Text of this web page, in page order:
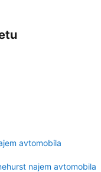
avtomobila
najem avtomobila